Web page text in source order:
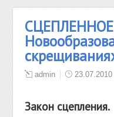
admin 23.07.2010
Закон сцепления.